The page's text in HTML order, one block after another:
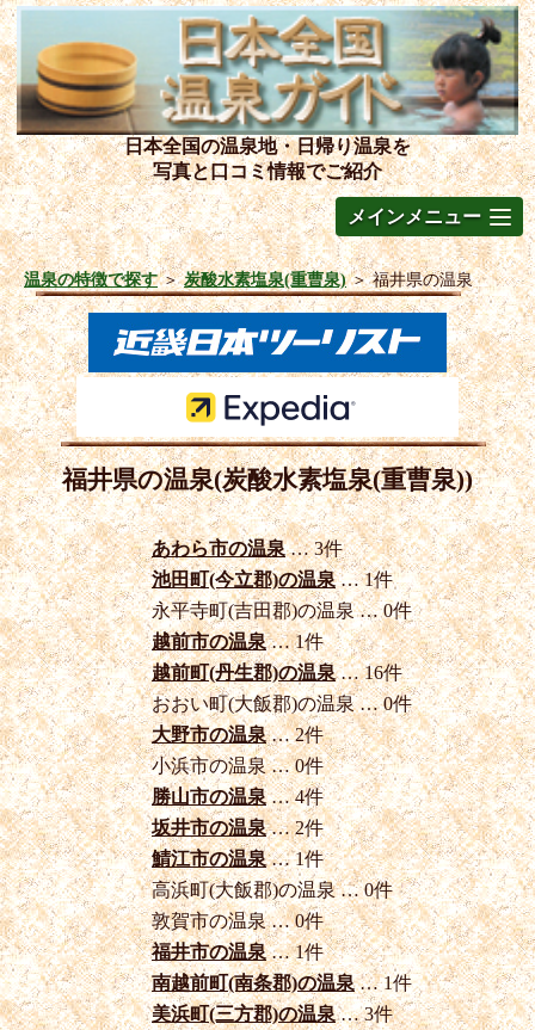
日本全国の温泉地・日帰り温泉を
写真と口コミ情報でご紹介
メインメニュー
温泉の特徴で探す＞炭酸水素塩泉(重曹泉)＞福井県の温泉
福井県の温泉(炭酸水素塩泉(重曹泉))
あわら市の温泉… 3件
池田町(今立郡)の温泉… 1件
永平寺町(吉田郡)の温泉 … 0件
越前市の温泉… 1件
越前町(丹生郡)の温泉… 16件
おおい町(大飯郡)の温泉 … 0件
大野市の温泉… 2件
小浜市の温泉 … 0件
勝山市の温泉… 4件
坂井市の温泉… 2件
鯖江市の温泉… 1件
高浜町(大飯郡)の温泉 … 0件
敦賀市の温泉 … 0件
福井市の温泉… 1件
南越前町(南条郡)の温泉… 1件
美浜町(三方郡)の温泉… 3件